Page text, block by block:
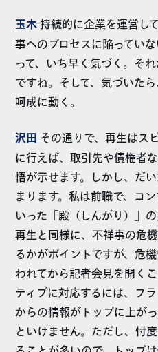
玉木持続的に企業を運営し
事へのプロセスに陥ってい
って、いち早く気づく。そ
ですね。そして、気づいた
呵成に動く。
沢田 その通りで、再生はス
に行えば、取引先や債権者
悟が示せます。しかし、だ
まります。私は前職で、コ
いった「殿（しんがり）」
再生と同様に、不祥事の危
るかがポイントですが、危
われてから記者会見を開く
ティブに対応するには、フ
からの情報がトップに上が
といけません。ただし、忖